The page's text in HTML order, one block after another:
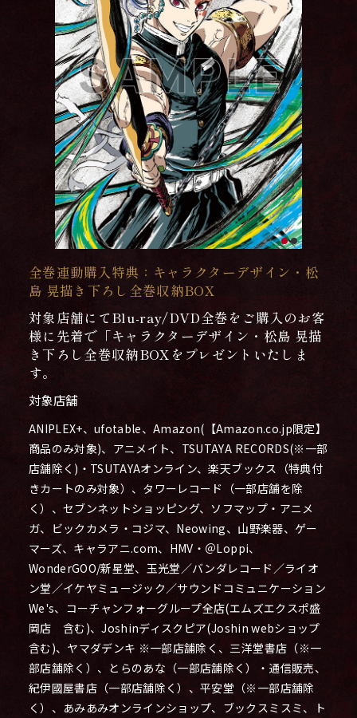
全巻連動購入特典：キャラクターデザイン・松
島 晃描き下ろし全巻収納BOX
対象店舗にてBlu-ray/DVD全巻をご購入のお客
様に先着で「キャラクターデザイン・松島 晃描
き下ろし全巻収納BOXをプレゼントいたしま
す。
対象店舗
ANIPLEX+、ufotable、Amazon(【Amazon.co.jp限定】
商品のみ対象)、アニメイト、TSUTAYA RECORDS(※一部
店舗除く)・TSUTAYAオンライン、楽天ブックス（特典付
きカートのみ対象）、タワーレコード（一部店舗を除
く）、セブンネットショッピング、ソフマップ・アニメ
ガ、ビックカメラ・コジマ、Neowing、山野楽器、ゲー
マーズ、キャラアニ.com、HMV・＠Loppi、
WonderGOO/新星堂、玉光堂／バンダレコード／ライオ
ン堂／イケヤミュージック／サウンドコミュニケーション
We's、コーチャンフォーグループ全店(エムズエクスポ盛
岡店 含む)、Joshinディスクピア(Joshin webショップ
含む)、ヤマダデンキ ※一部店舗除く、三洋堂書店（※一
部店舗除く）、とらのあな（一部店舗除く）・通信販売、
紀伊國屋書店（一部店舗除く）、平安堂（※一部店舗除
く）、あみあみオンラインショップ、ブックスミスミ、ト